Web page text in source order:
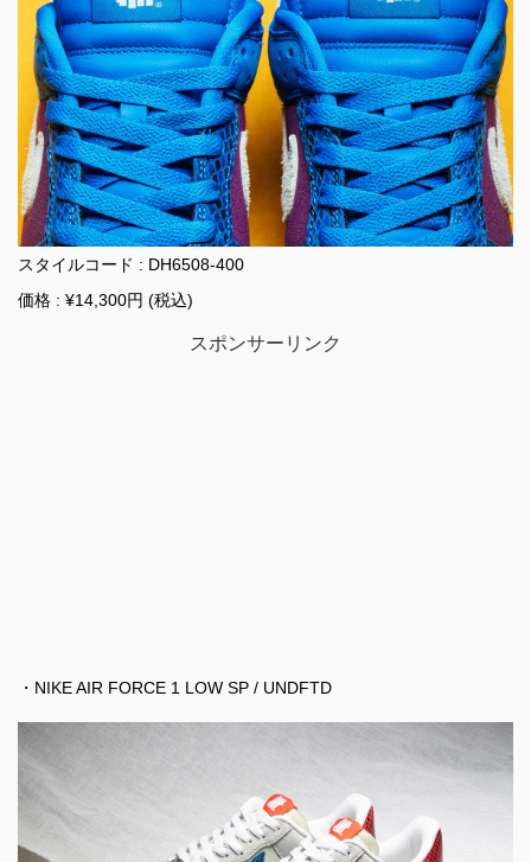
スタイルコード : DH6508-400
価格 : ¥14,300円 (税込)
スポンサーリンク
・NIKE AIR FORCE 1 LOW SP / UNDFTD